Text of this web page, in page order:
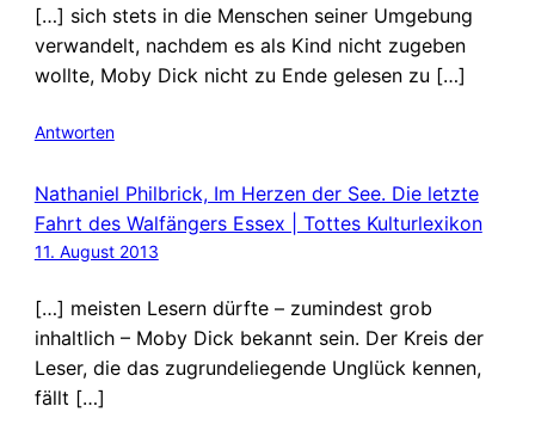
[…] sich stets in die Menschen seiner Umgebung
verwandelt, nachdem es als Kind nicht zugeben
wollte, Moby Dick nicht zu Ende gelesen zu […]
Antworten
Nathaniel Philbrick, Im Herzen der See. Die letzte
Fahrt des Walfängers Essex | Tottes Kulturlexikon
11. August 2013
[…] meisten Lesern dürfte – zumindest grob
inhaltlich – Moby Dick bekannt sein. Der Kreis der
Leser, die das zugrundeliegende Unglück kennen,
fällt […]